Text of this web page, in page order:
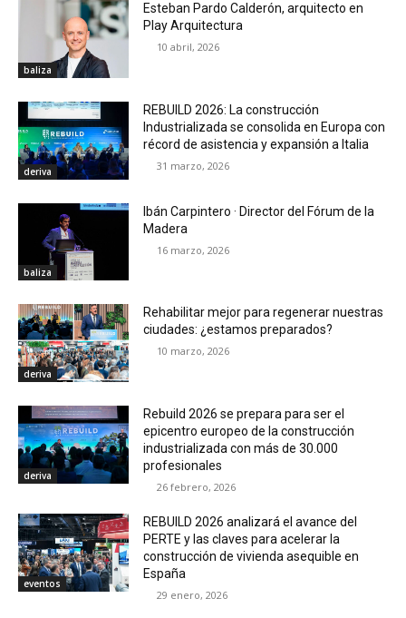
baliza
Esteban Pardo Calderón, arquitecto en
Play Arquitectura
10 abril, 2026
deriva
REBUILD 2026: La construcción
Industrializada se consolida en Europa con
récord de asistencia y expansión a Italia
31 marzo, 2026
baliza
Ibán Carpintero · Director del Fórum de la
Madera
16 marzo, 2026
deriva
Rehabilitar mejor para regenerar nuestras
ciudades: ¿estamos preparados?
10 marzo, 2026
deriva
Rebuild 2026 se prepara para ser el
epicentro europeo de la construcción
industrializada con más de 30.000
profesionales
26 febrero, 2026
eventos
REBUILD 2026 analizará el avance del
PERTE y las claves para acelerar la
construcción de vivienda asequible en
España
29 enero, 2026